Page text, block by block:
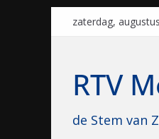
zaterdag,
RTV
de Stem van